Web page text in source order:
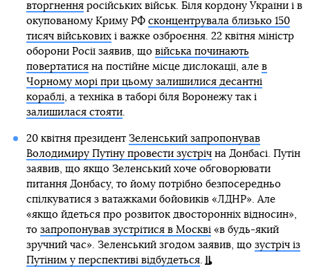
вторгненняросійських військ. Біля кордону України і в
окупованому Криму РФ сконцентрувала близько 150
тисяч військовихі важке озброєння. 22 квітня міністр
оборони Росії заявив, що війська починають
повертатисяна постійне місце дислокації, але в
Чорному морі при цьому залишилися десантні
кораблі, а техніка в таборі біля Воронежу так і
залишилася стояти.
20 квітня президент Зеленський запропонував
Володимиру Путіну провести зустрічна Донбасі. Путін
заявив, що якщо Зеленський хоче обговорювати
питання Донбасу, то йому потрібно безпосередньо
спілкуватися з ватажками бойовиків «ЛДНР». Але
«якщо йдеться про розвиток двосторонніх відносин»,
то запропонував зустрітися в Москві«в будь-який
зручний час». Зеленський згодом заявив, що зустріч із
Путіним у перспективі відбудеться.